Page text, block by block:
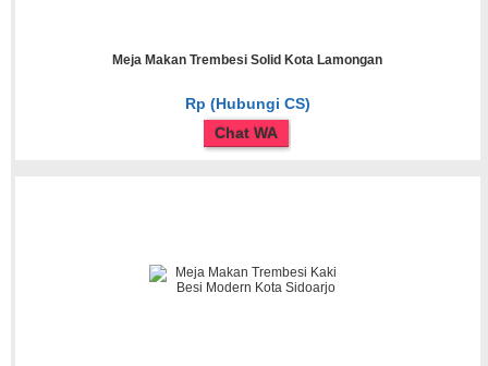
Meja Makan Trembesi Solid Kota Lamongan
Rp (Hubungi CS)
Chat WA